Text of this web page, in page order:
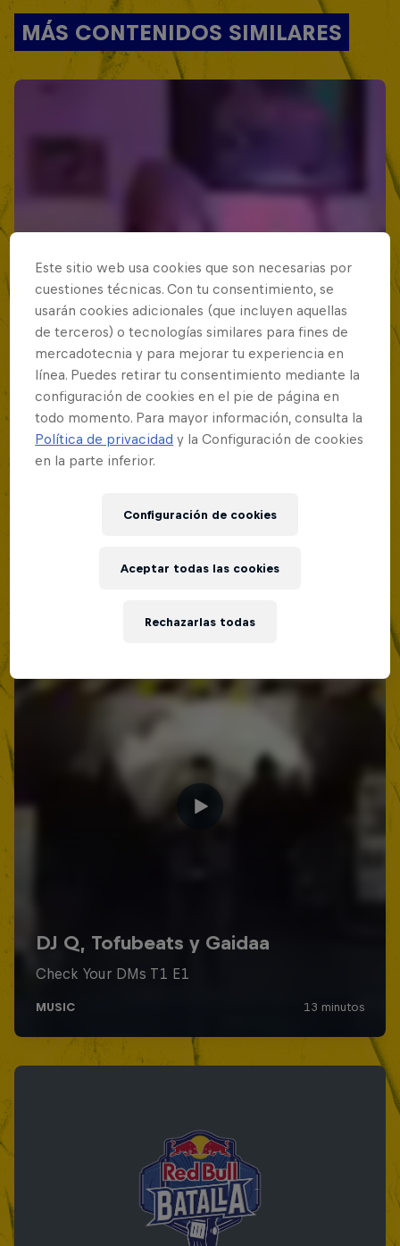
MÁS CONTENIDOS SIMILARES
Este sitio web usa cookies que son necesarias por
cuestiones técnicas. Con tu consentimiento, se
usarán cookies adicionales (que incluyen aquellas
de terceros) o tecnologías similares para fines de
mercadotecnia y para mejorar tu experiencia en
línea. Puedes retirar tu consentimiento mediante la
configuración de cookies en el pie de página en
todo momento. Para mayor información, consulta la
Política de privacidad y la Configuración de cookies
en la parte inferior.
Configuración de cookies
Rechazarlas todas
Aceptar todas las cookies